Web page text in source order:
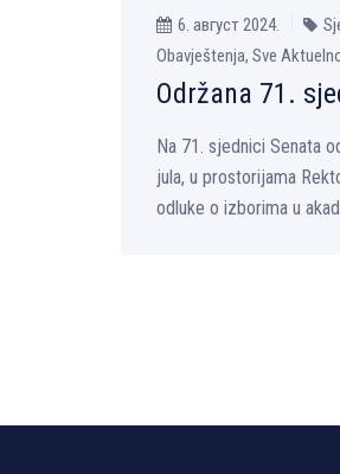
6. август 2024.
Obavještenja, Sve
Održana 71.
Na 71. sjednici Senata
jula, u prostorijama
odluke o izborima u